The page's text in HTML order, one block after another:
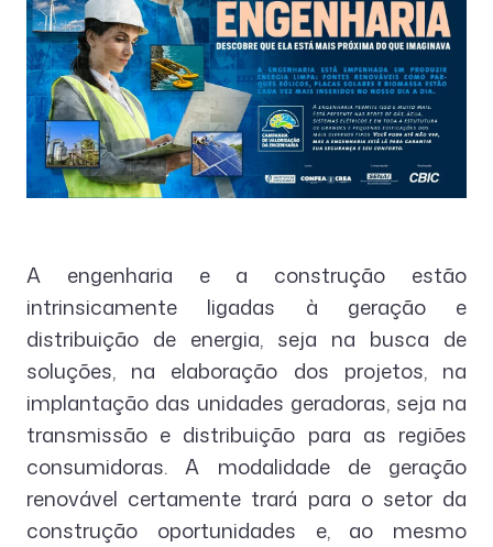
A engenharia e a construção estão
intrinsicamente ligadas à geração e
distribuição de energia, seja na busca de
soluções, na elaboração dos projetos, na
implantação das unidades geradoras, seja na
transmissão e distribuição para as regiões
consumidoras. A modalidade de geração
renovável certamente trará para o setor da
construção oportunidades e, ao mesmo